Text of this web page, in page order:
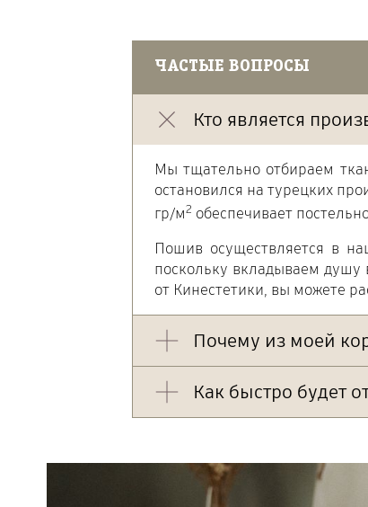
ЧАСТЫЕ ВОПРОСЫ
Кто является
Мы тщательно отбираем
остановился на турецких
гр/м2 обеспечивает
Пошив осуществляется в
поскольку вкладываем
от Кинестетики, вы можете
Почему из моей
Поскольку в нашем
Поэтому, если вы
информация. Если вы
Как быстро будет
следующий день. Но, как
зависимости от загруженности.